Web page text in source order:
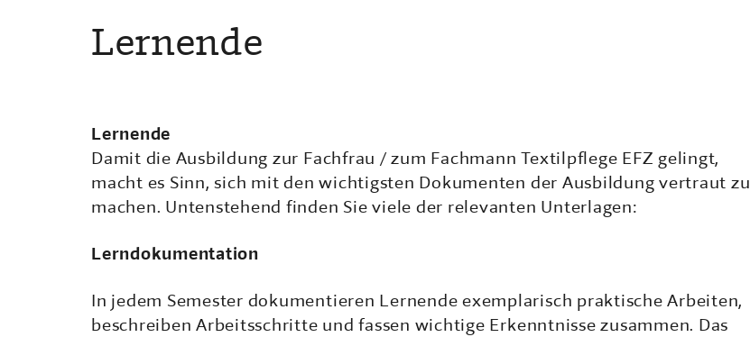
Lernende
Lernende
Damit die Ausbildung zur Fachfrau / zum Fachmann Textilpflege EFZ gelingt,
macht es Sinn, sich mit den wichtigsten Dokumenten der Ausbildung vertraut zu
machen. Untenstehend finden Sie viele der relevanten Unterlagen:
Lerndokumentation
In jedem Semester dokumentieren Lernende exemplarisch praktische Arbeiten,
beschreiben Arbeitsschritte und fassen wichtige Erkenntnisse zusammen. Das